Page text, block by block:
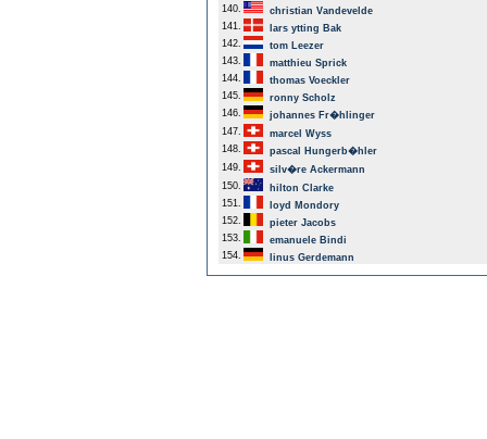
140.
christian Vandevelde
141.
lars ytting Bak
142.
tom Leezer
143.
matthieu Sprick
144.
thomas Voeckler
145.
ronny Scholz
146.
johannes Fr�hlinger
147.
marcel Wyss
148.
pascal Hungerb�hler
149.
silv�re Ackermann
150.
hilton Clarke
151.
loyd Mondory
152.
pieter Jacobs
153.
emanuele Bindi
154.
linus Gerdemann